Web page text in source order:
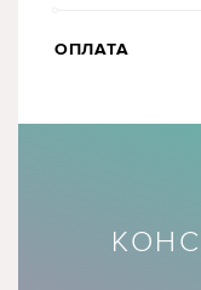
ОПЛАТА